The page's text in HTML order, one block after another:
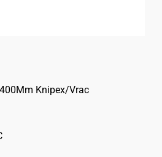
Knipex/Vrac